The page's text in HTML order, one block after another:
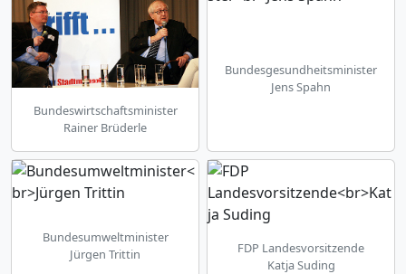
Bundeswirtschaftsminister
Rainer Brüderle
Bundesgesundheitsminister
Jens Spahn
Bundesumweltminister
Jürgen Trittin
FDP Landesvorsitzende
Katja Suding